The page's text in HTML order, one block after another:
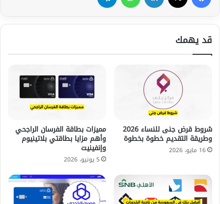
قد يهمك
شروط قرض جنى للنساء 2026
وطريقة التقديم خطوة بخطوة
16 مايو، 2026
مميزات بطاقة الفرسان الراجحي
وأهم مزايا بطاقتي بلاتينيوم
وإنفينيت
5 يونيو، 2026